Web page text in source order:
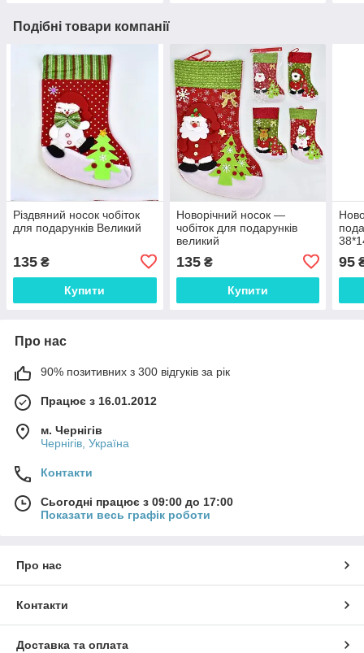
Подібні товари компанії
Різдвяний носок чобіток
для подарунків Великий
135 ₴
Купити
Новорічний носок —
чобіток для подарунків
великий
135₴
Купити
95
Про нас
90% позитивних з 300 відгуків за рік
Працює з 16.01.2012
м. Чернігів
Чернігів, Україна
Контакти
Сьогодні працює з 09:00 до 17:00
Показати весь графік роботи
Про нас
Контакти
Доставка та оплата